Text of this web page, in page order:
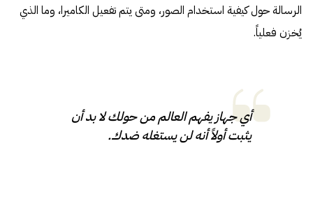
الرسالة حول كيفية استخدام الصور، ومتى يتم تفعيل الكاميرا، وما الذي
يُخزن فعلياً.
أي جهاز يفهم العالم من حولك لا بد أن
يثبت أولاً أنه لن يستغله ضدك.